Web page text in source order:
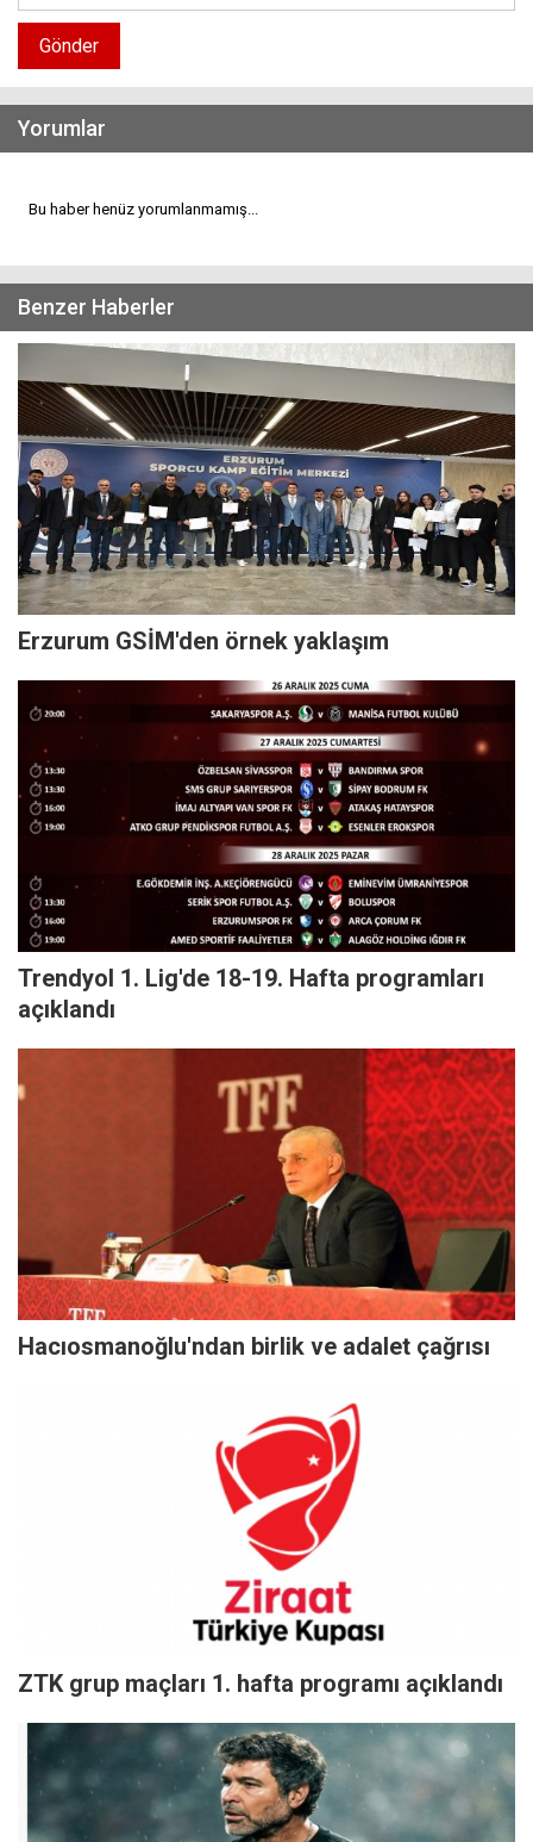
Gönder
Yorumlar
Bu haber henüz yorumlanmamış...
Benzer Haberler
Erzurum GSİM'den örnek yaklaşım
Trendyol 1. Lig'de 18-19. Hafta programları
açıklandı
Hacıosmanoğlu'ndan birlik ve adalet çağrısı
ZTK grup maçları 1. hafta programı açıklandı